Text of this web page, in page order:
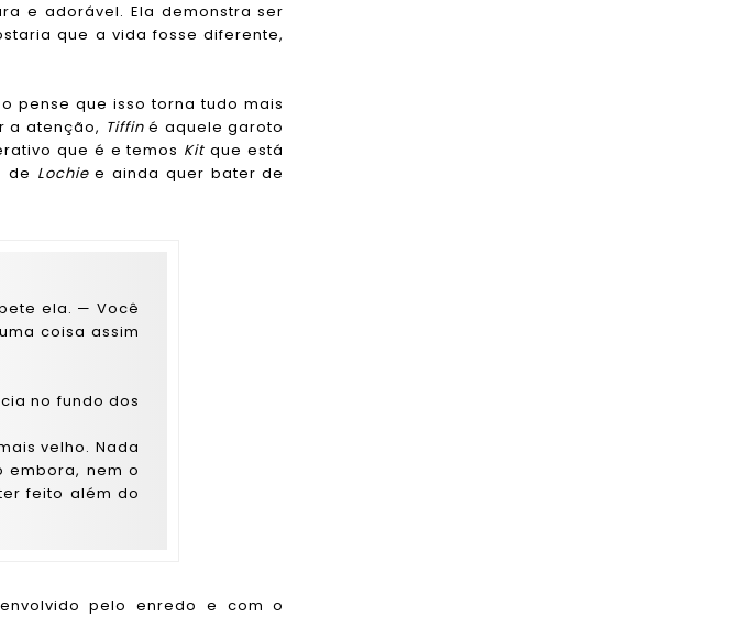
e adorável. Ela demonstra ser
que a vida fosse diferente,
pense que isso torna tudo mais
a atenção, Tiffiné aquele garoto
que é e temos Kitque está
de Lochiee ainda quer bater de
ela. — Você
coisa assim
no fundo dos
velho. Nada
embora, nem o
feito além do
pelo enredo e com o